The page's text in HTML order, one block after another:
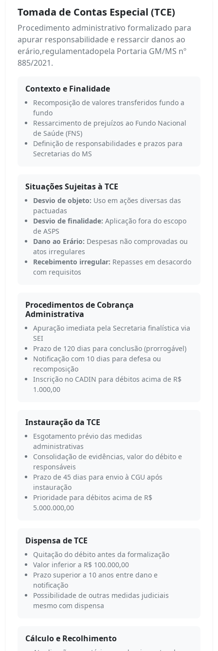
Tomada de Contas Especial (TCE)
Procedimento administrativo formalizado para
apurar responsabilidade e ressarcir danos ao
erário,regulamentadopela Portaria GM/MS nº
885/2021.
Contexto e Finalidade
Recomposição de valores transferidos fundo a
fundo
Ressarcimento de prejuízos ao Fundo Nacional
de Saúde (FNS)
Definição de responsabilidades e prazos para
Secretarias do MS
Situações Sujeitas à TCE
Desvio de objeto: Uso em ações diversas das
pactuadas
Desvio de finalidade: Aplicação fora do escopo
de ASPS
Dano ao Erário: Despesas não comprovadas ou
atos irregulares
Recebimento irregular: Repasses em desacordo
com requisitos
Procedimentos de Cobrança
Administrativa
Apuração imediata pela Secretaria finalística via
SEI
Prazo de 120 dias para conclusão (prorrogável)
Notificação com 10 dias para defesa ou
recomposição
Inscrição no CADIN para débitos acima de R$
1.000,00
Instauração da TCE
Esgotamento prévio das medidas
administrativas
Consolidação de evidências, valor do débito e
responsáveis
Prazo de 45 dias para envio à CGU após
instauração
Prioridade para débitos acima de R$
5.000.000,00
Dispensa de TCE
Quitação do débito antes da formalização
Valor inferior a R$ 100.000,00
Prazo superior a 10 anos entre dano e
notificação
Possibilidade de outras medidas judiciais
mesmo com dispensa
Cálculo e Recolhimento